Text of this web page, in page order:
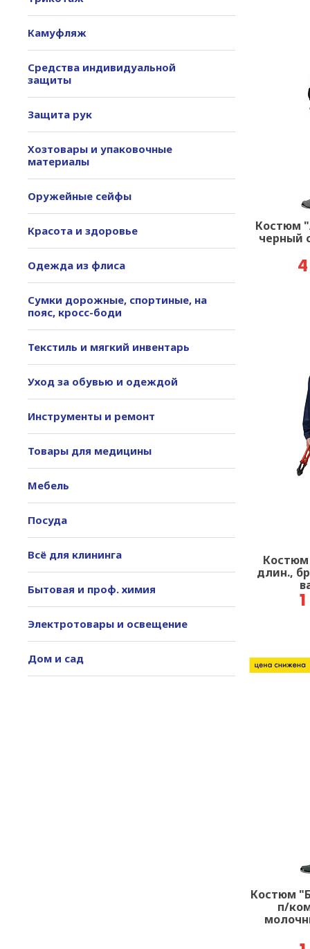
Камуфляж
Средства индивидуальной
защиты
Защита рук
Хозтовары и упаковочные
материалы
Оружейные сейфы
Красота и здоровье
Одежда из флиса
Сумки дорожные, спортиные, на
пояс, кросс-боди
Текстиль и мягкий инвентарь
Уход за обувью и одеждой
Инструменты и ремонт
Товары для медицины
Мебель
Посуда
Всё для клининга
Бытовая и проф. химия
Электротовары и освещение
Дом и сад
Костюм
черный
Костюм
длин.,
Костюм
п/